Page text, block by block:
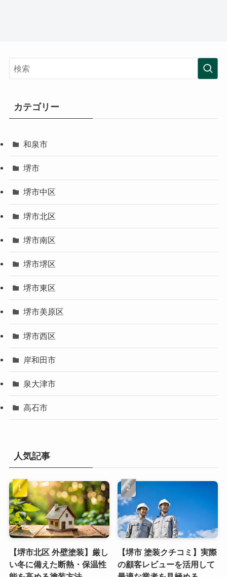
カテゴリー
和泉市
堺市
堺市中区
堺市北区
堺市南区
堺市堺区
堺市東区
堺市美原区
堺市西区
岸和田市
泉大津市
高石市
人気記事
【堺市北区 外壁塗装】厳し
い冬に備えた断熱・保温性
【堺市 塗装クチコミ】実際
の顧客レビューを活用して